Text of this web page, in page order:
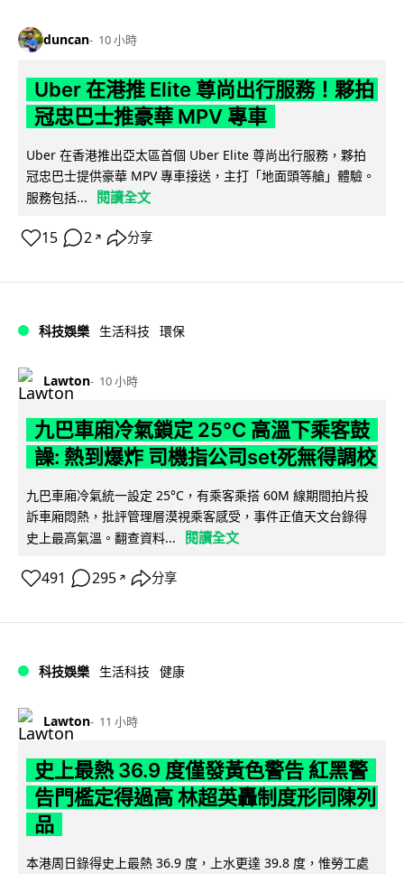
duncan 10 小時
Uber 在港推 Elite 尊尚出行服務！夥拍
冠忠巴士推豪華 MPV 專車
Uber 在香港推出亞太區首個 Uber Elite 尊尚出行服務，夥拍
冠忠巴士提供豪華 MPV 專車接送，主打「地面頭等艙」體驗。
服務包括...
閱讀全文
15 2 ↗ 分享
科技娛樂 生活科技 環保
Lawton 10 小時
九巴車廂冷氣鎖定 25°C 高溫下乘客鼓
譟: 熱到爆炸 司機指公司set死無得調校
九巴車廂冷氣統一設定 25°C，有乘客乘搭 60M 線期間拍片投
訴車廂悶熱，批評管理層漠視乘客感受，事件正值天文台錄得
史上最高氣溫。翻查資料...
閱讀全文
491 295 ↗ 分享
科技娛樂 生活科技 健康
Lawton 11 小時
史上最熱 36.9 度僅發黃色警告 紅黑警
告門檻定得過高 林超英轟制度形同陳列
品
本港周日錄得史上最熱 36.9 度，上水更達 39.8 度，惟勞工處